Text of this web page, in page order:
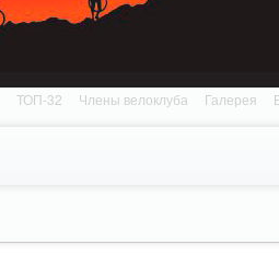
ТОП-32 Члены велоклуба Галерея